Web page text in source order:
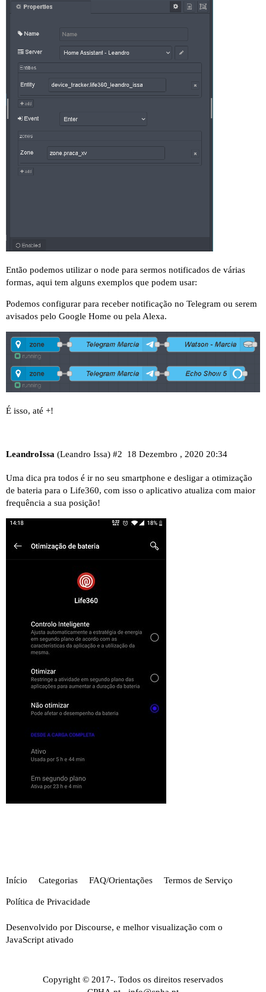
Então podemos utilizar o node para sermos notificados de várias
formas, aqui tem alguns exemplos que podem usar:
Podemos configurar para receber notificação no Telegram ou serem
avisados pelo Google Home ou pela Alexa.
É isso, até +!
LeandroIssa (Leandro Issa) 18 Dezembro , 2020 20:34
#2
Uma dica pra todos é ir no seu smartphone e desligar a otimização
de bateria para o Life360, com isso o aplicativo atualiza com maior
frequência a sua posição!
Início Categorias FAQ/Orientações Termos de Serviço
Política de Privacidade
Desenvolvido por Discourse, e melhor visualização com o
JavaScript ativado
Copyright © 2017-. Todos os direitos reservados